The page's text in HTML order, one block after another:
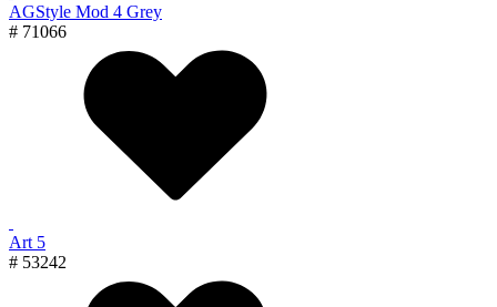
AGStyle Mod 4 Grey
# 71066
Art 5
# 53242